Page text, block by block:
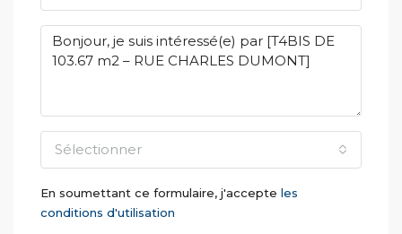
Sélectionner
En soumettant ce formulaire, j'accepte les
conditions d'utilisation